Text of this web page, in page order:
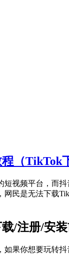
（TikTok
视频平台，而
民是无法下载
/注册/安
果你想要玩转